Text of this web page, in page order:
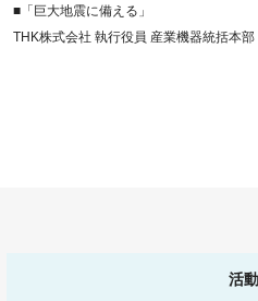
■「巨大地震に備える」
THK株式会社 執行役員 産業機器統括本
活動